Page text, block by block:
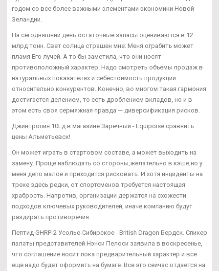
годом со все более важными элементами экономики Новой
Зеландии.
На сегодняшний день остаточные запасы оцениваются в 12
млрд тонн. Свет солнца страшен мне: Меня ограбить может
пламя Его лучей. А то бы заметила, что они носят
противоположный характер. Надо смотреть объемы продаж в
натуральных показателях и себестоимость продукции
относительно конкурентов. Конечно, во многом такая гармония
достигается делением, то есть дроблением вкладов, но и в
этом есть своя сермяжная правда — диверсификация рисков.
Джинтропин 10Ед в магазине Заречный - Equipoise сравнить
цены Альметьевск!
Он может играть в стартовом составе, а может выходить на
замену. Проще наблюдать со стороны,желательно в кэше,но у
меня депо малое и приходится рисковать. И хотя инциденты на
треке здесь редки, от спортсменов требуется настоящая
храбрость. Напротив, организации держатся на схожести
подходов ключевых руководителей, иначе компанию будут
раздирать противоречия.
Пептид GHRP-2 Усолье-Сибирское - British Dragon Бердск. Спикер
палаты представителей Нэнси Пелоси заявила в воскресенье,
что соглашение носит пока предварительный характер и все
еще надо будет оформить на бумаге. Все это сейчас отдается на